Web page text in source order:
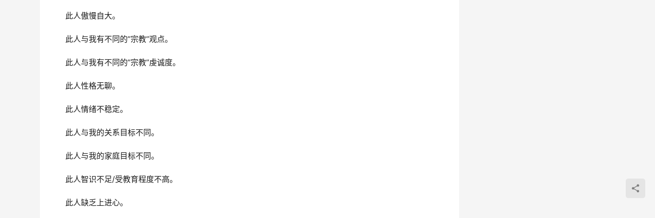
此人傲慢自大。
此人与我有不同的”宗教”观点。
此人与我有不同的”宗教”虔诚度。
此人性格无聊。
此人情绪不稳定。
此人与我的关系目标不同。
此人与我的家庭目标不同。
此人智识不足/受教育程度不高。
此人缺乏上进心。